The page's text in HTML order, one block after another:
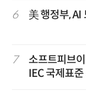
6 美 행정부, AI
7
소프트피브
IEC 국제표